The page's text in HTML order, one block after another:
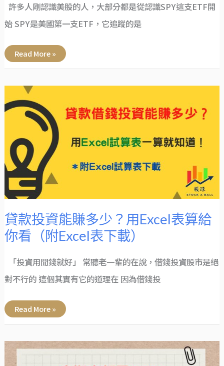
許多人剛認識美股的人，大部分都是從認識SPY這支ETF開
始 SPY是美國第一支ETF，它追蹤的是
Read More »
貸款投資能賺多少？用Excel表算給
你看（附Excel表下載）
「投資用閒錢就好」 常聽老一輩的在說，借錢投資股市是絕
對不行的 這個其實有它的道理在 因為借錢投
貸
投
資
少？
用
Excel
表
算
給
你
看
（附
Excel
下
載）
Read More »
0050
定
期